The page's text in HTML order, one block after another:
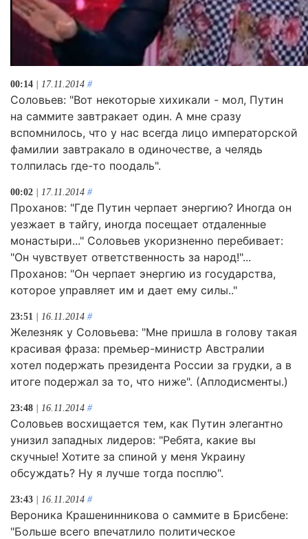
00:14 | 17.11.2014 #
Соловьев: "Вот некоторые хихикали - мол, Путин
на саммите завтракает один. А мне сразу
вспомнилось, что у нас всегда лицо императорской
фамилии завтракало в одиночестве, а челядь
толпилась где-то поодаль".
00:02 | 17.11.2014 #
Проханов: "Где Путин черпает энергию? Иногда он
уезжает в тайгу, иногда посещает отдаленные
монастыри..." Соловьев укоризненно перебивает:
"Он чувствует ответственность за народ!"...
Проханов: "Он черпает энергию из государства,
которое управляет им и дает ему силы.."
23:51 | 16.11.2014 #
Железняк у Соловьева: "Мне пришла в голову такая
красивая фраза: премьер-министр Австралии
хотел подержать президента России за грудки, а в
итоге подержал за то, что ниже". (Аплодисменты.)
23:48 | 16.11.2014 #
Соловьев восхищается тем, как Путин элегантно
унизил западных лидеров: "Ребята, какие вы
скучные! Хотите за спиной у меня Украину
обсуждать? Ну я лучше тогда посплю".
23:43 | 16.11.2014 #
Вероника Крашенинникова о саммите в Брисбене:
"Больше всего впечатлило политическое